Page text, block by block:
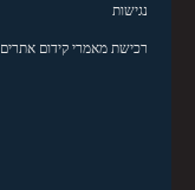
נגישות
רכישת מאמרי קידום אתרים